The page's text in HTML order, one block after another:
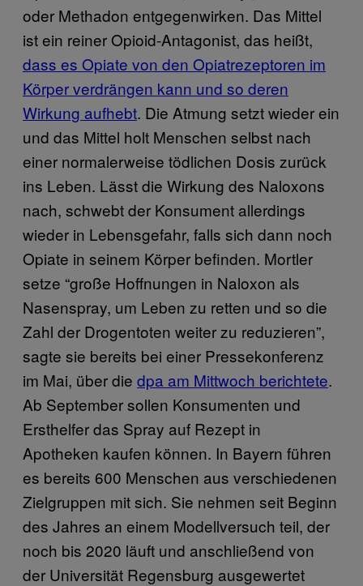
oder Methadon entgegenwirken. Das Mittel
ist ein reiner Opioid-Antagonist, das heißt,
dass es Opiate von den Opiatrezeptoren im
Körper verdrängen kann und so deren
Wirkung aufhebt. Die Atmung setzt wieder ein
und das Mittel holt Menschen selbst nach
einer normalerweise tödlichen Dosis zurück
ins Leben. Lässt die Wirkung des Naloxons
nach, schwebt der Konsument allerdings
wieder in Lebensgefahr, falls sich dann noch
Opiate in seinem Körper befinden. Mortler
setze “große Hoffnungen in Naloxon als
Nasenspray, um Leben zu retten und so die
Zahl der Drogentoten weiter zu reduzieren”,
sagte sie bereits bei einer Pressekonferenz
im Mai, über die dpa am Mittwoch berichtete.
Ab September sollen Konsumenten und
Ersthelfer das Spray auf Rezept in
Apotheken kaufen können. In Bayern führen
es bereits 600 Menschen aus verschiedenen
Zielgruppen mit sich. Sie nehmen seit Beginn
des Jahres an einem Modellversuch teil, der
noch bis 2020 läuft und anschließend von
der Universität Regensburg ausgewertet